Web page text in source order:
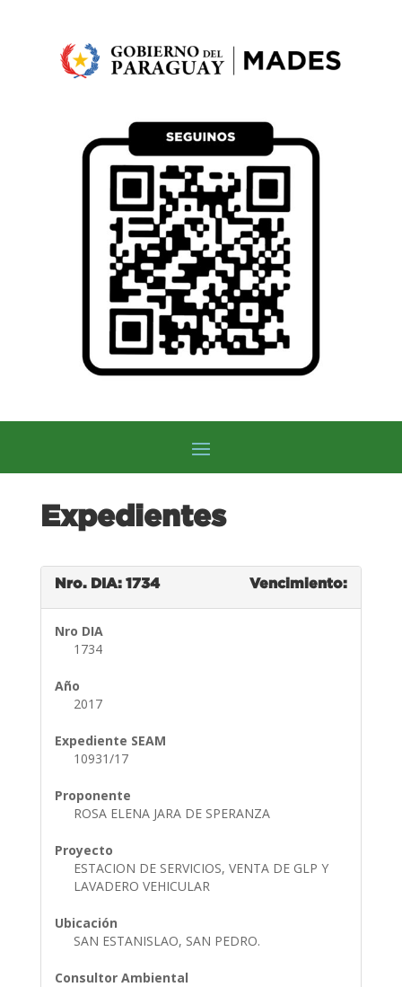
Expedientes
Nro. DIA: 1734 Vencimiento:
Nro DIA
1734
Año
2017
Expediente SEAM
10931/17
Proponente
ROSA ELENA JARA DE SPERANZA
Proyecto
ESTACION DE SERVICIOS, VENTA DE GLP Y
LAVADERO VEHICULAR
Ubicación
SAN ESTANISLAO, SAN PEDRO.
Consultor Ambiental